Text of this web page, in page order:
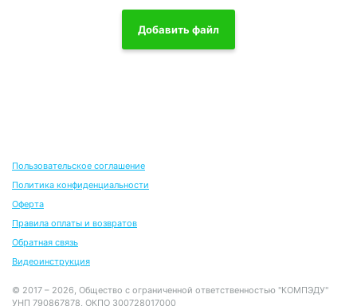
Добавить файл
Пользовательское соглашение
Политика конфиденциальности
Оферта
Правила оплаты и возвратов
Обратная связь
Видеоинструкция
© 2017 – 2026, Общество с ограниченной ответственностью "КОМПЭДУ"
УНП 790867878, ОКПО 300728017000